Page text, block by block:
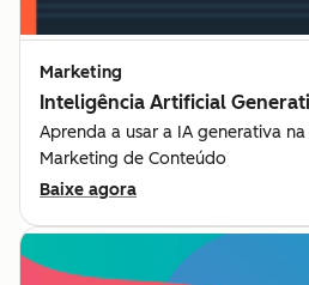
Marketing
Inteligência Artificial
Aprenda a usar a IA generativa
Marketing de Conteúdo
Baixe agora